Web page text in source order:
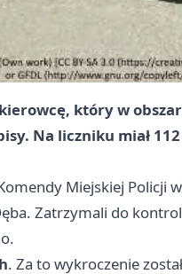
który w
Na liczniku miał
Miejskiej Policji
Zatrzymali do
. Za to wykroczenie